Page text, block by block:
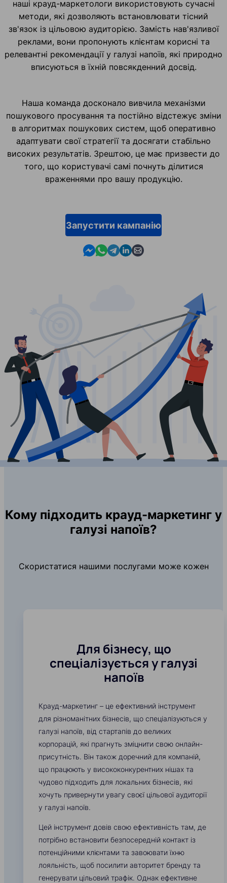
наші крауд-маркетологи використовують сучасні
методи, які дозволяють встановлювати тісний
зв'язок із цільовою аудиторією. Замість нав'язливої
реклами, вони пропонують клієнтам корисні та
релевантні рекомендації у галузі напоїв, які природно
вписуються в їхній повсякденний досвід.
Наша команда досконало вивчила механізми
пошукового просування та постійно відстежує зміни
в алгоритмах пошукових систем, щоб оперативно
адаптувати свої стратегії та досягати стабільно
високих результатів. Зрештою, це має призвести до
того, що користувачі самі почнуть ділитися
враженнями про вашу продукцію.
Запустити кампанію
Contact us in Messenger
Contact us in WhatsApp
Contact us in Telegram
Contact us in Linkedin
Contact us by email
Кому підходить крауд-маркетинг у
галузі напоїв?
Скористатися нашими послугами може кожен
Для бізнесу, що
спеціалізується у галузі
напоїв
Крауд-маркетинг – це ефективний інструмент
для різноманітних бізнесів, що спеціалізуються у
галузі напоїв, від стартапів до великих
корпорацій, які прагнуть зміцнити свою онлайн-
присутність. Він також доречний для компаній,
що працюють у висококонкурентних нішах та
чудово підходить для локальних бізнесів, які
хочуть привернути увагу своєї цільової аудиторії
у галузі напоїв.
Цей інструмент довів свою ефективність там, де
потрібно встановити безпосередній контакт із
потенційними клієнтами та завоювати їхню
лояльність, щоб посилити авторитет бренду та
генерувати цільовий трафік. Однак ефективне